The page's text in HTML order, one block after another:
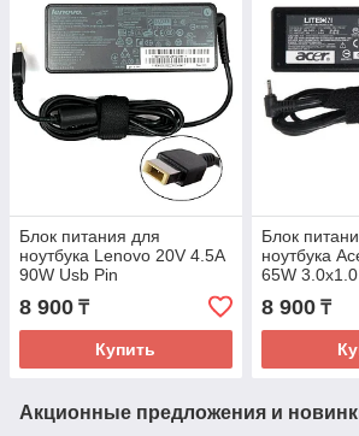
Блок питания для
ноутбука Lenovo 20V 4.5A
90W Usb Pin
8 900 ₸
Купить
Блок
ноутбука
65W
8 900₸
Акционные предложения и